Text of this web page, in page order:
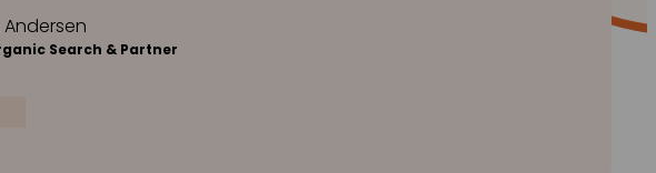
Andersen
Search & Partner